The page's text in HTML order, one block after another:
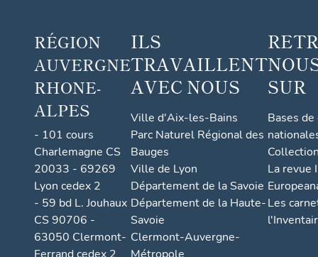
RÉGION
AUVERGNE
RHONE-
ALPES
- 101 cours
Charlemagne CS
20033 - 69269
Lyon cedex 2
- 59 bd L. Jouhaux
CS 90706 -
63050 Clermont-
ILS
TRAVAILLENT
AVEC NOUS
Ville d'Aix-les-Bains
Parc Naturel Régional des
Bauges
Ville de Lyon
Département de la Savoie
Département de la Haute-
Savoie
Clermont-Auvergne-
SUR
Bases
La revue
Les